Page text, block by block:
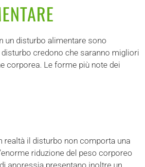
un disturbo alimentare sono
credono che saranno migliori
corporea. Le forme più note dei
realtà il disturbo non comporta una
riduzione del peso corporeo
anoressia presentano inoltre un